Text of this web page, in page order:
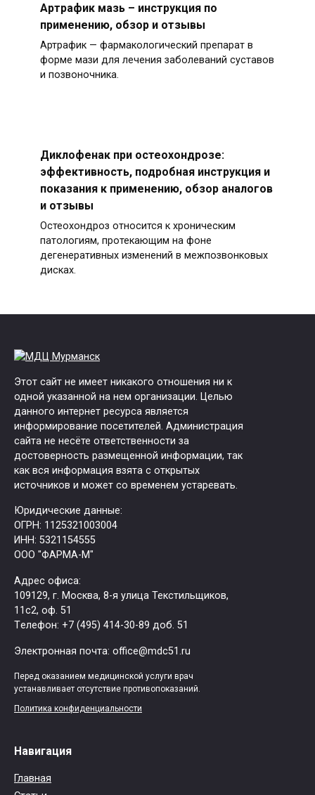
Артрафик мазь – инструкция по
применению, обзор и отзывы
Артрафик — фармакологический препарат в
форме мази для лечения заболеваний суставов
и позвоночника.
Диклофенак при остеохондрозе:
эффективность, подробная инструкция и
показания к применению, обзор аналогов
и отзывы
Остеохондроз относится к хроническим
патологиям, протекающим на фоне
дегенеративных изменений в межпозвонковых
дисках.
Этот сайт не имеет никакого отношения ни к
одной указанной на нем организации. Целью
данного интернет ресурса является
информирование посетителей. Администрация
сайта не несёте ответственности за
достоверность размещенной информации, так
как вся информация взята с открытых
источников и может со временем устаревать.
Юридические данные:
ОГРН: 1125321003004
ИНН: 5321154555
ООО "ФАРМА-М"
Адрес офиса:
109129, г. Москва, ​8-я улица Текстильщиков,
11с2, оф. 51
Tелефон: +7 (495) 414-30-89 доб. 51
Электронная почта: office@mdc51.ru
Перед оказанием медицинской услуги врач
устанавливает отсутствие противопоказаний.
Политика конфиденциальности
Навигация
Главная